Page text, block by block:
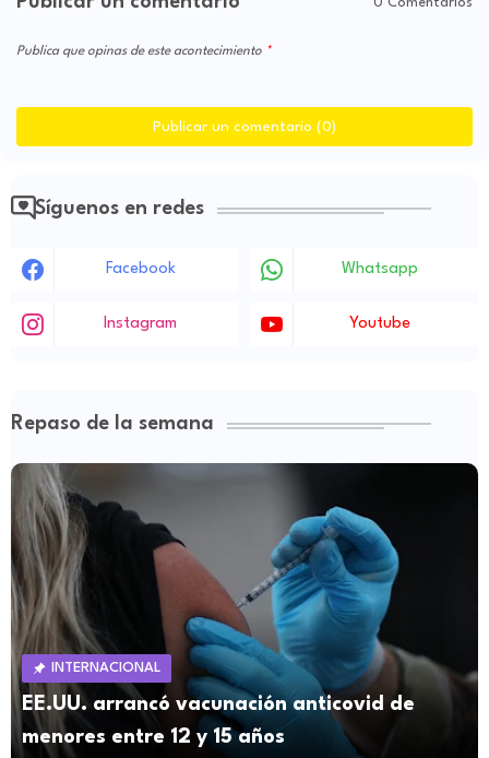
Publica que opinas de este acontecimiento
Publicar un comentario (0)
Síguenos en redes
Facebook Whatsapp
Instagram Youtube
Repaso de la semana
INTERNACIONAL
EE.UU. arrancó vacunación anticovid de
menores entre 12 y 15 años